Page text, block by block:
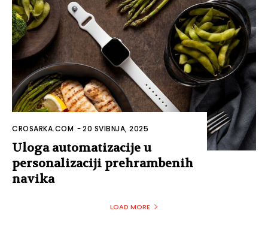
CROSARKA.COM -20 SVIBNJA, 2025
Uloga automatizacije u
personalizaciji prehrambenih
navika
LOAD MORE